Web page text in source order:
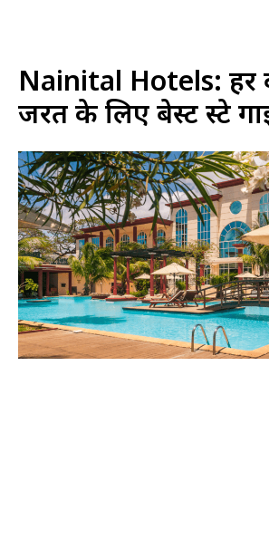
Nainital Hotels:
जरूरत के लिए बेस्ट स्टे